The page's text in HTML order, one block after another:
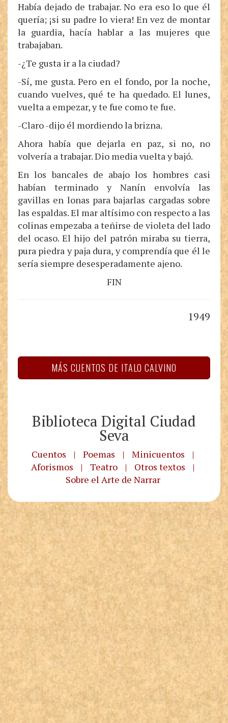
Había dejado de trabajar. No era eso lo que él
quería; ¡si su padre lo viera! En vez de montar
la guardia, hacía hablar a las mujeres que
trabajaban.
-¿Te gusta ir a la ciudad?
-Sí, me gusta. Pero en el fondo, por la noche,
cuando vuelves, qué te ha quedado. El lunes,
vuelta a empezar, y te fue como te fue.
-Claro -dijo él mordiendo la brizna.
Ahora había que dejarla en paz, si no, no
volvería a trabajar. Dio media vuelta y bajó.
En los bancales de abajo los hombres casi
habían terminado y Nanín envolvía las
gavillas en lonas para bajarlas cargadas sobre
las espaldas. El mar altísimo con respecto a las
colinas empezaba a teñirse de violeta del lado
del ocaso. El hijo del patrón miraba su tierra,
pura piedra y paja dura, y comprendía que él le
sería siempre desesperadamente ajeno.
FIN
1949
MÁS CUENTOS DE ITALO CALVINO
Biblioteca Digital Ciudad
Seva
Cuentos | Poemas | Minicuentos
|
Aforismos
| Teatro | Otros textos
|
Sobre el Arte de Narrar